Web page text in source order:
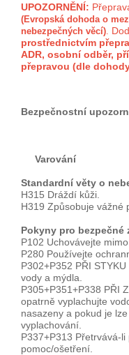
UPOZORNĚNÍ:
(Evropská dohoda o
nebezpečných věcí)
prostřednictvím
ADR, osobní odběr,
přepravou (dle
Bezpečnostní
Varování
Standardní věty o
H315 Dráždí kůži.
H319 Způsobuje vážné
Pokyny pro bezpečné
P102 Uchovávejte
P280 Používejte
P302+P352 PŘI
vody a mýdla.
P305+P351+P338 PŘI
opatrně vyplachujte
nasazeny a pokud je
vyplachování.
P337+P313 Přetrvává-
pomoc/ošetření.